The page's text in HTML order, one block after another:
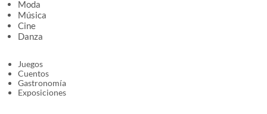
Moda
Música
Cine
Danza
Juegos
Cuentos
Gastronomía
Exposiciones